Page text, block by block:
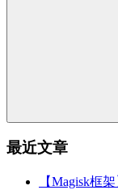
最近文章
【Magisk框